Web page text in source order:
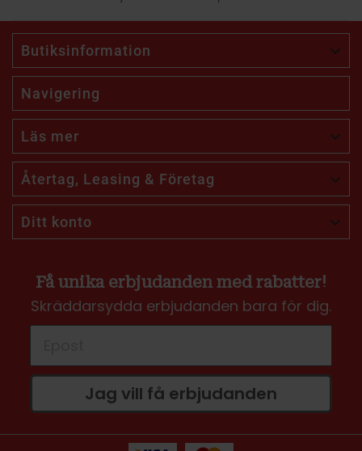
Butiksinformation 
Navigering
Läs mer 
Återtag, Leasing & Företag 
Ditt konto 
Få unika erbjudanden med rabatter!
Skräddarsydda erbjudanden bara för dig.
Jag vill få erbjudanden